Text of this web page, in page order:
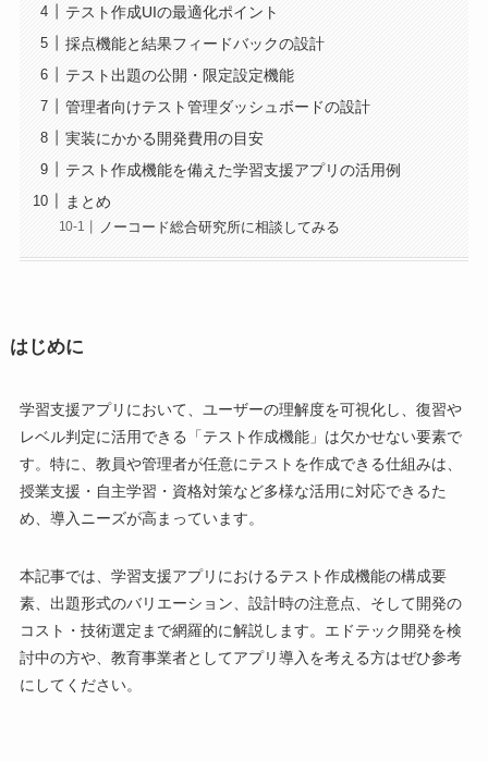
テスト作成UIの最適化ポイント
採点機能と結果フィードバックの設計
テスト出題の公開・限定設定機能
管理者向けテスト管理ダッシュボードの設計
実装にかかる開発費用の目安
テスト作成機能を備えた学習支援アプリの活用例
まとめ
ノーコード総合研究所に相談してみる
はじめに
学習支援アプリにおいて、ユーザーの理解度を可視化し、復習や
レベル判定に活用できる「テスト作成機能」は欠かせない要素で
す。特に、教員や管理者が任意にテストを作成できる仕組みは、
授業支援・自主学習・資格対策など多様な活用に対応できるた
め、導入ニーズが高まっています。
本記事では、学習支援アプリにおけるテスト作成機能の構成要
素、出題形式のバリエーション、設計時の注意点、そして開発の
コスト・技術選定まで網羅的に解説します。エドテック開発を検
討中の方や、教育事業者としてアプリ導入を考える方はぜひ参考
にしてください。